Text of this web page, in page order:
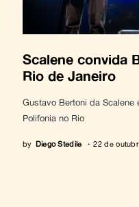
Scalene convida
Rio de Janeiro
Gustavo Bertoni da Scalene
Polifonia no Rio
by Diego Stedile 22 de